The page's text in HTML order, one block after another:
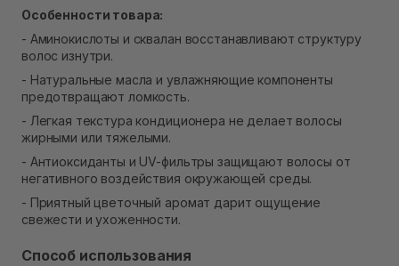
Особенности товара:
- Аминокислоты и сквалан восстанавливают структуру
волос изнутри.
- Натуральные масла и увлажняющие компоненты
предотвращают ломкость.
- Легкая текстура кондиционера не делает волосы
жирными или тяжелыми.
- Антиоксиданты и UV-фильтры защищают волосы от
негативного воздействия окружающей среды.
- Приятный цветочный аромат дарит ощущение
свежести и ухоженности.
Способ использования